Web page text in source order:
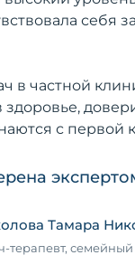
себя
в частной
здоровье,
с первой
Тамара
терапевт, семейный